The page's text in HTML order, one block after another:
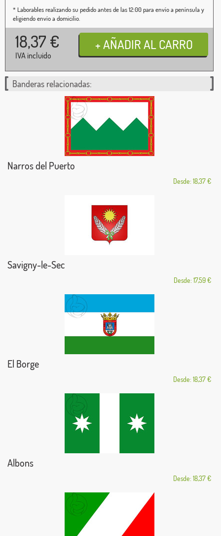
* Laborables realizando su pedido antes de las 12:00 para envío a península y
eligiendo envío a domicilio.
18,37 €
IVA incluido
Banderas relacionadas:
Narros del Puerto
Desde: 18,37 €
Savigny-le-Sec
Desde: 17,59 €
El Borge
Desde: 18,37 €
Albons
Desde: 18,37 €